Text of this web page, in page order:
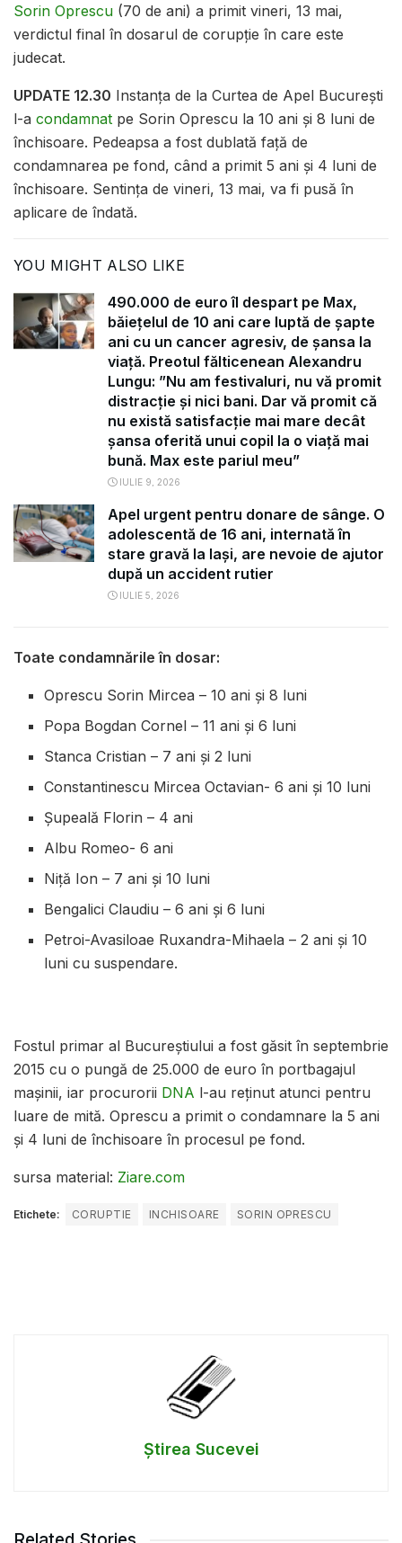
Sorin Oprescu (70 de ani) a primit vineri, 13 mai,
verdictul final în dosarul de corupție în care este
judecat.
UPDATE 12.30 Instanța de la Curtea de Apel București
l-a condamnat pe Sorin Oprescu la 10 ani și 8 luni de
închisoare. Pedeapsa a fost dublată față de
condamnarea pe fond, când a primit 5 ani și 4 luni de
închisoare. Sentința de vineri, 13 mai, va fi pusă în
aplicare de îndată.
YOU MIGHT ALSO LIKE
490.000 de euro îl despart pe Max,
băiețelul de 10 ani care luptă de șapte
ani cu un cancer agresiv, de șansa la
viață. Preotul fălticenean Alexandru
Lungu: ”Nu am festivaluri, nu vă promit
distracție și nici bani. Dar vă promit că
nu există satisfacție mai mare decât
șansa oferită unui copil la o viață mai
bună. Max este pariul meu”
IULIE 9, 2026
Apel urgent pentru donare de sânge. O
adolescentă de 16 ani, internată în
stare gravă la Iași, are nevoie de ajutor
după un accident rutier
IULIE 5, 2026
Toate condamnările în dosar:
Oprescu Sorin Mircea – 10 ani și 8 luni
Popa Bogdan Cornel – 11 ani și 6 luni
Stanca Cristian – 7 ani și 2 luni
Constantinescu Mircea Octavian- 6 ani și 10 luni
Șupeală Florin – 4 ani
Albu Romeo- 6 ani
Niță Ion – 7 ani și 10 luni
Bengalici Claudiu – 6 ani și 6 luni
Petroi-Avasiloae Ruxandra-Mihaela – 2 ani și 10
luni cu suspendare.
Fostul primar al Bucureștiului a fost găsit în septembrie
2015 cu o pungă de 25.000 de euro în portbagajul
mașinii, iar procurorii DNA l-au reținut atunci pentru
luare de mită. Oprescu a primit o condamnare la 5 ani
și 4 luni de închisoare în procesul pe fond.
sursa material: Ziare.com
Etichete: CORUPTIE INCHISOARE SORIN OPRESCU
Știrea Sucevei